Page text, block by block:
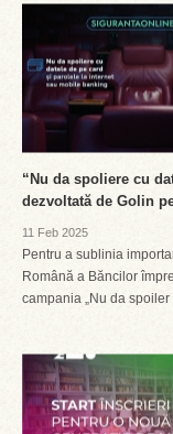
“Nu da spoliere cu
dezvoltată de Golin
11 Feb 2025
Pentru a sublinia
Română a Băncilor
campania „Nu da